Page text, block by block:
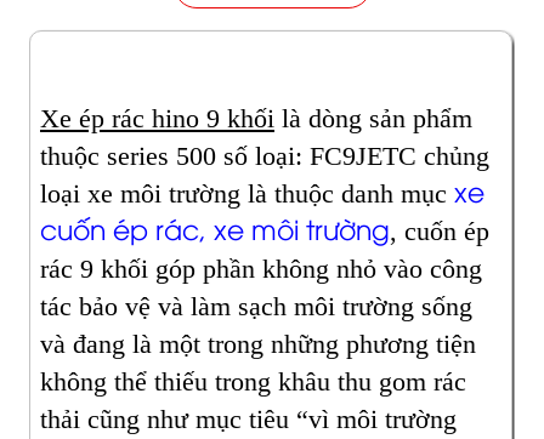
Xe ép rác hino 9 khối là dòng sản phẩm
thuộc series 500 số loại: FC9JETC chủng
loại xe môi trường là thuộc danh mục xe
cuốn ép rác, xe môi trường, cuốn ép
rác 9 khối góp phần không nhỏ vào công
tác bảo vệ và làm sạch môi trường sống
và đang là một trong những phương tiện
không thể thiếu trong khâu thu gom rác
thải cũng như mục tiêu “vì môi trường